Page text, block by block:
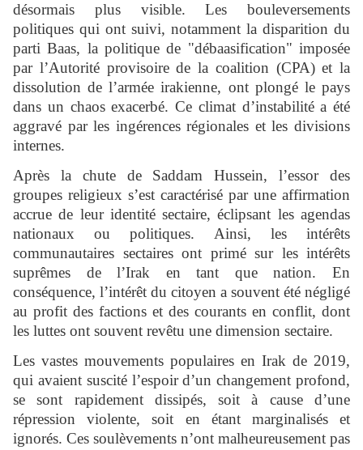
désormais plus visible. Les bouleversements
politiques qui ont suivi, notamment la disparition du
parti Baas, la politique de "débaasification" imposée
par l’Autorité provisoire de la coalition (CPA) et la
dissolution de l’armée irakienne, ont plongé le pays
dans un chaos exacerbé. Ce climat d’instabilité a été
aggravé par les ingérences régionales et les divisions
internes.
Après la chute de Saddam Hussein, l’essor des
groupes religieux s’est caractérisé par une affirmation
accrue de leur identité sectaire, éclipsant les agendas
nationaux ou politiques. Ainsi, les intérêts
communautaires sectaires ont primé sur les intérêts
suprêmes de l’Irak en tant que nation. En
conséquence, l’intérêt du citoyen a souvent été négligé
au profit des factions et des courants en conflit, dont
les luttes ont souvent revêtu une dimension sectaire.
Les vastes mouvements populaires en Irak de 2019,
qui avaient suscité l’espoir d’un changement profond,
se sont rapidement dissipés, soit à cause d’une
répression violente, soit en étant marginalisés et
ignorés. Ces soulèvements n’ont malheureusement pas